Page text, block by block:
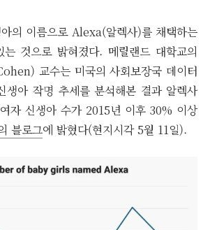
의 이름으로 Alexa(알렉사)를 채택하는
것으로 밝혀졌다. 메릴랜드 대학교의
교수는 미국의 사회보장국 데이터
생아 작명 추세를 분석해본 결과 알렉사
자 신생아 수가 2015년 이후 30% 이상
블로그에 밝혔다(현지시각 5월 11일).